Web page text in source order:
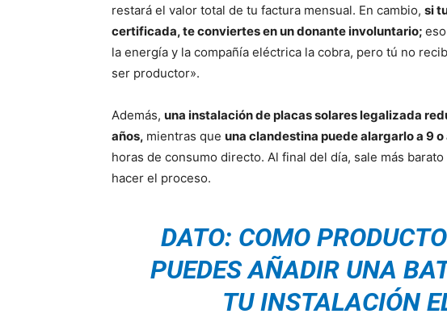
restará el valor total de tu factura mensual. En cambio, si
certificada, te conviertes en un donante involuntario;
la energía y la compañía eléctrica la cobra, pero tú no
ser productor».
Además, una instalación de placas solares legalizada
años, mientras que una clandestina puede alargarlo a 9 o
horas de consumo directo. Al final del día, sale más
hacer el proceso.
DATO: COMO
PUEDES AÑADIR UNA
TU INSTALACIÓN